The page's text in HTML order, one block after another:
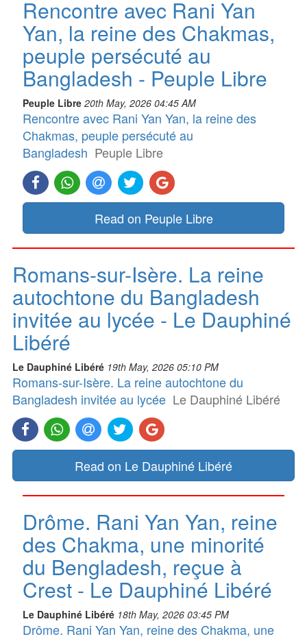
Rencontre avec Rani Yan
Yan, la reine des Chakmas,
peuple persécuté au
Bangladesh - Peuple Libre
Peuple Libre 20th May, 2026 04:45 AM
Rencontre avec Rani Yan Yan, la reine des
Chakmas, peuple persécuté au
Bangladesh Peuple Libre
Read on Peuple Libre
Romans-sur-Isère. La reine
autochtone du Bangladesh
invitée au lycée - Le Dauphiné
Libéré
Le Dauphiné Libéré 19th May, 2026 05:10 PM
Romans-sur-Isère. La reine autochtone du
Bangladesh invitée au lycée Le Dauphiné Libéré
Read on Le Dauphiné Libéré
Drôme. Rani Yan Yan, reine
des Chakma, une minorité
du Bengladesh, reçue à
Crest - Le Dauphiné Libéré
Le Dauphiné Libéré 18th May, 2026 03:45 PM
Drôme. Rani Yan Yan, reine des Chakma, une